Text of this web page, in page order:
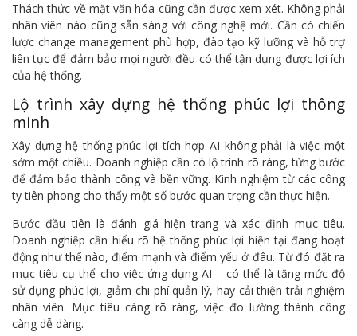
Thách thức về mặt văn hóa cũng cần được xem xét. Không phải
nhân viên nào cũng sẵn sàng với công nghệ mới. Cần có chiến
lược change management phù hợp, đào tạo kỹ lưỡng và hỗ trợ
liên tục để đảm bảo mọi người đều có thể tận dụng được lợi ích
của hệ thống.
Lộ trình xây dựng hệ thống phúc lợi thông
minh
Xây dựng hệ thống phúc lợi tích hợp AI không phải là việc một
sớm một chiều. Doanh nghiệp cần có lộ trình rõ ràng, từng bước
để đảm bảo thành công và bền vững. Kinh nghiệm từ các công
ty tiên phong cho thấy một số bước quan trọng cần thực hiện.
Bước đầu tiên là đánh giá hiện trạng và xác định mục tiêu.
Doanh nghiệp cần hiểu rõ hệ thống phúc lợi hiện tại đang hoạt
động như thế nào, điểm mạnh và điểm yếu ở đâu. Từ đó đặt ra
mục tiêu cụ thể cho việc ứng dụng AI – có thể là tăng mức độ
sử dụng phúc lợi, giảm chi phí quản lý, hay cải thiện trải nghiệm
nhân viên. Mục tiêu càng rõ ràng, việc đo lường thành công
càng dễ dàng.